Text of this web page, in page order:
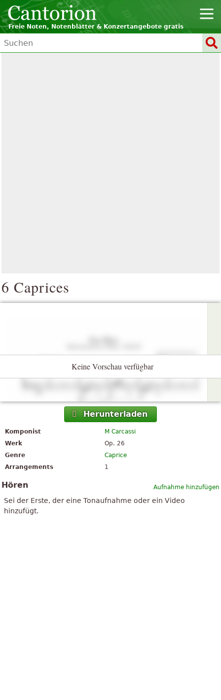
Freie Noten, Notenblätter & Konzertangebote gratis
6 Caprices
Keine Vorschau verfügbar
Herunterladen
Komponist
M Carcassi
Werk
Op. 26
Genre
Caprice
Arrangements
1
Aufnahme hinzufügen
Hören
Sei der Erste, der eine Tonaufnahme oder ein Video
hinzufügt.